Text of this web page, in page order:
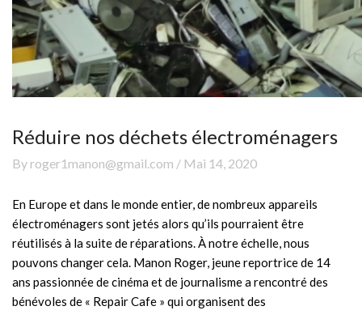
Réduire nos déchets électroménagers
By roger1manon@gmail.com / Mai 14, 2020
En Europe et dans le monde entier, de nombreux appareils
électroménagers sont jetés alors qu’ils pourraient être
réutilisés à la suite de réparations. À notre échelle, nous
pouvons changer cela. Manon Roger, jeune reportrice de 14
ans passionnée de cinéma et de journalisme a rencontré des
bénévoles de « Repair Cafe » qui organisent des